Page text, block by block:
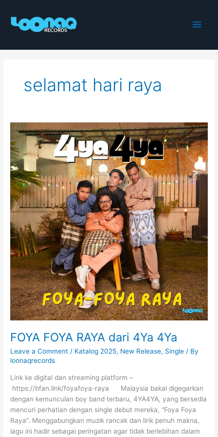
content
Main
selamat hari raya
FOYA FOYA RAYA dari 4Ya 4Ya
Leave a Comment / Katalog 2025, New Release, Single / By
loonaqrecords
Link ke digital dan streaming platform –
https://bfan.link/foyafoya-raya Malaysia bakal digegarkan
dengan kemunculan boy band terbaru, 4YA4YA, yang bersedia
mencuri perhatian dengan single debut mereka, “Foya Foya
Raya”. Menggabungkan muzik rancak dan lirik penuh makna,
lagu ini hadir sebagai peringatan agar tidak berlebihan dalam